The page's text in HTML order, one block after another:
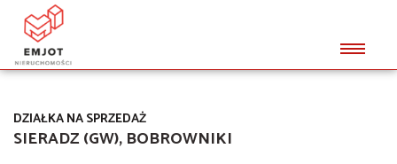
SIERADZ (GW), BOBROWNIKI
DZIAŁKA NA SPRZEDAŻ